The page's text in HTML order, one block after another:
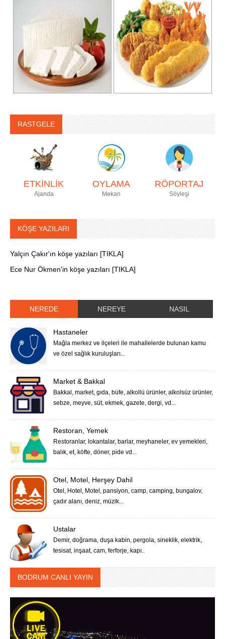
RASTGELE
ETKİNLİK
Ajanda
OYLAMA
Mekan
RÖPORTAJ
Söyleşi
KÖŞE YAZILARI
Yalçın Çakır'ın köşe yazıları [TIKLA]
Ece Nur Ökmen'in köşe yazıları [TIKLA]
NEREDE NEREYE NASIL
Hastaneler
Mağla merkez ve ilçeleri ile mahallelerde bulunan kamu
ve özel sağlık kuruluşları...
Market & Bakkal
Bakkal, market, gıda, büfe, alkollü ürünler, alkolsüz ürünler,
sebze, meyve, süt, ekmek, gazete, dergi, vd...
Restoran, Yemek
Restoranlar, lokantalar, barlar, meyhaneler, ev yemekleri,
balık, et, köfte, döner, pide vd...
Otel, Motel, Herşey Dahil
Otel, Hotel, Motel, pansiyon, camp, camping, bungalov,
çadır alanı, deniz, müzik...
Ustalar
Demir, doğrama, duşa kabin, pergola, sineklik, elektrik,
tesisat, inşaat, cam, ferforje, kapı..
BODRUM CANLI YAYIN